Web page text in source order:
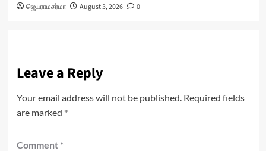
ஜெயராமசர்மா August 3, 2026 0
Leave a Reply
Your email address will not be published. Required fields
are marked *
Comment *